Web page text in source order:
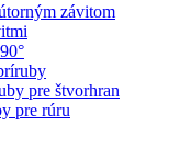
závitom
pre štvorhran
pre rúru